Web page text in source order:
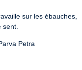
sur les ébauches,